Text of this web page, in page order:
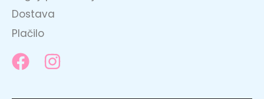
Dostava
Plačilo